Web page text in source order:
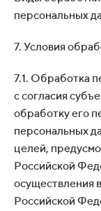
персональных
7. Условия
7.1. Обработка
с согласия
обработку его
персональных
целей,
Российской
осуществления
Российской